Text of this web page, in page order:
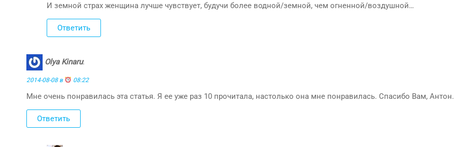
И земной страх женщина лучше чувствует, будучи более водной/земной, чем огненной/воздушной…
Ответить
Olya Kinaru:
2014-08-08 в 08:22
Мне очень понравилась эта статья. Я ее уже раз 10 прочитала, настолько она мне понравилась. Спасибо Вам, Антон.
Ответить